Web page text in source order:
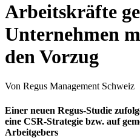
Arbeitskräfte
Unternehmen
den Vorzug
Von Regus Management Schweiz
Einer neuen Regus-Studie
eine CSR-Strategie bzw. auf
Arbeitgebers